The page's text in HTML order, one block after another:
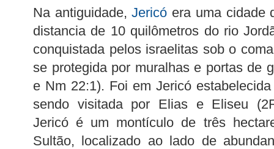
Na antiguidade,Jericó era uma cidade
distancia de 10 quilômetros do rio
conquistada pelos israelitas sob o
se protegida por muralhas e portas de
e Nm 22:1). Foi em Jericó
sendo visitada por Elias e Eliseu
Jericó é um montículo de três
Sultão, localizado ao lado de